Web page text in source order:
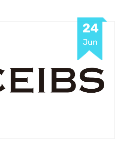
24
Jun